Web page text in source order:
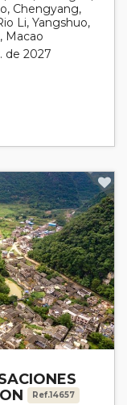
Chengyang,
Li, Yangshuo,
Macao
de 2027
Ref.14657